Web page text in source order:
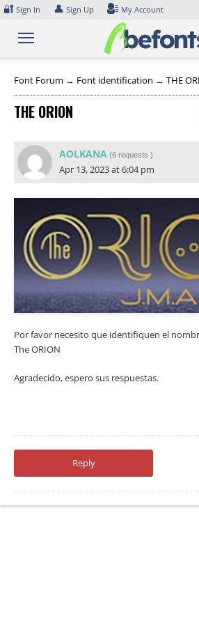
Skip
content
🔐 Sign In 👤 Sign Up My Account
Font Forum → Font identification → THE
THE ORION
AOLKANA (6 requests )
Apr 13, 2023 at 6:04 pm
Por favor necesito que identifiquen el
The ORION
Agradecido, espero sus respuestas.
Reply